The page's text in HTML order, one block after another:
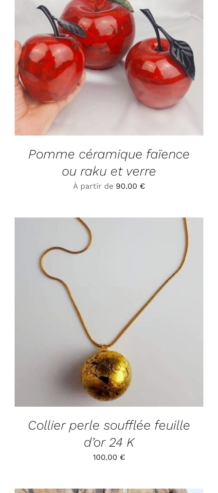
SELECT OPTIONS
DÉTAILS
Pomme céramique faïence
ou raku et verre
À partir de 90.00 €
ADD TO CART
Collier perle soufflée feuille
d’or 24 K
100.00 €